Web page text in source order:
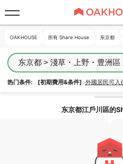
OAKHOUSE 所有 Share House 东京都
热门条件: [初期費用&条件] 外國居民可入
解除區域
东京都江戶川區的
OAKHOUSE 所有 Share House 东京都